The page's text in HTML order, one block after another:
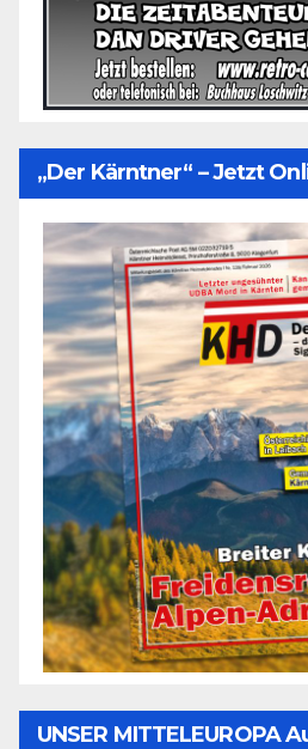
„Der Kärntner“ – Jetzt
UNSER MITTELEUROPA